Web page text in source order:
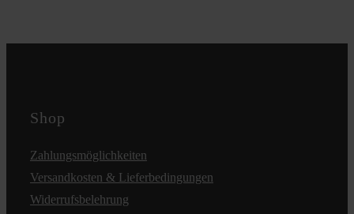
Shop
Zahlungsmöglichkeiten
Versandkosten & Lieferbedingungen
Widerrufsbelehrung